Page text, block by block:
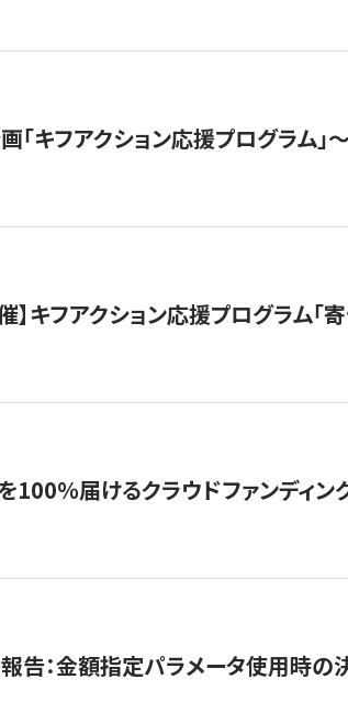
キフアクション応援プログラム」
キフアクション応援プログラム「
100％届けるクラウドファンディ
報告：金額指定パラメータ使用時